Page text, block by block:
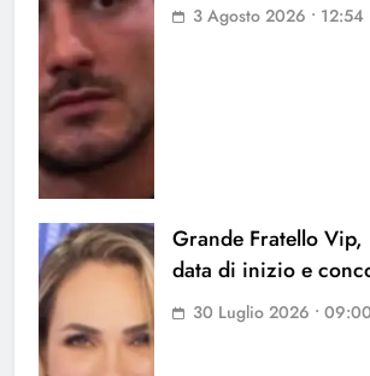
3 Agosto 2026 • 12:54
Grande Fratello
data di inizio e
30 Luglio 2026 • 09:00